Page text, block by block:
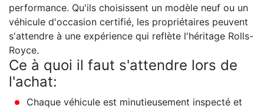
performance. Qu'ils choisissent un modèle neuf ou un
véhicule d'occasion certifié, les propriétaires peuvent
s'attendre à une expérience qui reflète l'héritage Rolls-
Royce.
Ce à quoi il faut s'attendre lors de
l'achat:
Chaque véhicule est minutieusement inspecté et